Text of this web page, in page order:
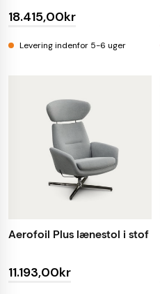
18.415,00kr
Levering indenfor 5-6 uger
Aerofoil Plus lænestol i stof
11.193,00kr